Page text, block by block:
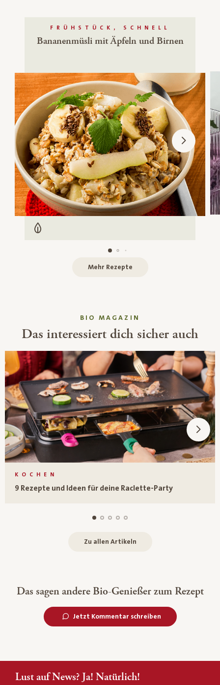
FRÜHSTÜCK, SCHNELL
Bananenmüsli mit Äpfeln und Birnen
Vegetarisch
Mehr Rezepte
BIO MAGAZIN
Das interessiert dich sicher auch
KOCHEN
9 Rezepte und Ideen für deine Raclette-Party
Zu allen Artikeln
Das sagen andere Bio-Genießer zum Rezept
Jetzt Kommentar schreiben
Lust auf News? Ja! Natürlich!